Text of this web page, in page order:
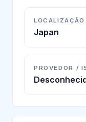
LOCALIZAÇÃO
Japan
PROVEDOR /